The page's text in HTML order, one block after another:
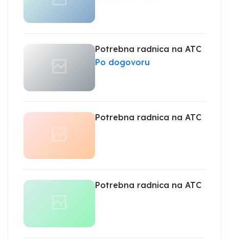
Potrebna radnica na ATC
Po dogovoru
Potrebna radnica na ATC
Potrebna radnica na ATC